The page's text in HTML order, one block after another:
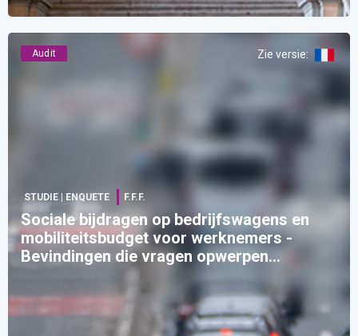
Audit Zie versie:
STUDIE | ENQUETE F.F.F.
Sociale bijdragen op bedrijfswagens en
mobiliteitsbudget voor werknemers -
Bevindingen die vragen opwerpen…